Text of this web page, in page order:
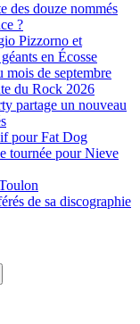
des douze nommés
?
Pizzorno et
en Écosse
mois de septembre
du Rock 2026
partage un nouveau
pour Fat Dog
tournée pour Nieve
de sa discographie